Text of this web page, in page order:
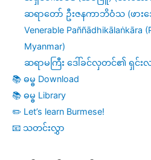
ဆရာတော် ဦးဇနကာဘိဝံသ (ဖား
Venerable Paññādhikālaṅkāra
Myanmar)
ဆရာမကြီး ဒေါ်ခင်လှတင်၏ ရှင်းလ
📚 ဓမ္ဓ Download
📚 ဓမ္ဓ Library
✏️ Let’s learn Burmese!
📧 သတင်းလွှာ